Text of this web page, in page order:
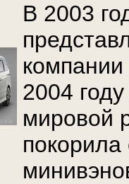
В 2003
2004
мировой